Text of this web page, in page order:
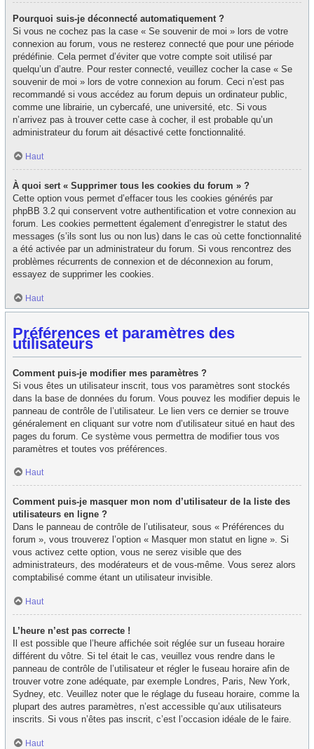
Pourquoi suis-je déconnecté automatiquement ?
Si vous ne cochez pas la case « Se souvenir de moi » lors de votre
connexion au forum, vous ne resterez connecté que pour une période
prédéfinie. Cela permet d’éviter que votre compte soit utilisé par
quelqu’un d’autre. Pour rester connecté, veuillez cocher la case « Se
souvenir de moi » lors de votre connexion au forum. Ceci n’est pas
recommandé si vous accédez au forum depuis un ordinateur public,
comme une librairie, un cybercafé, une université, etc. Si vous
n’arrivez pas à trouver cette case à cocher, il est probable qu’un
administrateur du forum ait désactivé cette fonctionnalité.
Haut
À quoi sert « Supprimer tous les cookies du forum » ?
Cette option vous permet d’effacer tous les cookies générés par
phpBB 3.2 qui conservent votre authentification et votre connexion au
forum. Les cookies permettent également d’enregistrer le statut des
messages (s’ils sont lus ou non lus) dans le cas où cette fonctionnalité
a été activée par un administrateur du forum. Si vous rencontrez des
problèmes récurrents de connexion et de déconnexion au forum,
essayez de supprimer les cookies.
Haut
Préférences et paramètres des
utilisateurs
Comment puis-je modifier mes paramètres ?
Si vous êtes un utilisateur inscrit, tous vos paramètres sont stockés
dans la base de données du forum. Vous pouvez les modifier depuis le
panneau de contrôle de l’utilisateur. Le lien vers ce dernier se trouve
généralement en cliquant sur votre nom d’utilisateur situé en haut des
pages du forum. Ce système vous permettra de modifier tous vos
paramètres et toutes vos préférences.
Haut
Comment puis-je masquer mon nom d’utilisateur de la liste des
utilisateurs en ligne ?
Dans le panneau de contrôle de l’utilisateur, sous « Préférences du
forum », vous trouverez l’option « Masquer mon statut en ligne ». Si
vous activez cette option, vous ne serez visible que des
administrateurs, des modérateurs et de vous-même. Vous serez alors
comptabilisé comme étant un utilisateur invisible.
Haut
L’heure n’est pas correcte !
Il est possible que l’heure affichée soit réglée sur un fuseau horaire
différent du vôtre. Si tel était le cas, veuillez vous rendre dans le
panneau de contrôle de l’utilisateur et régler le fuseau horaire afin de
trouver votre zone adéquate, par exemple Londres, Paris, New York,
Sydney, etc. Veuillez noter que le réglage du fuseau horaire, comme la
plupart des autres paramètres, n’est accessible qu’aux utilisateurs
inscrits. Si vous n’êtes pas inscrit, c’est l’occasion idéale de le faire.
Haut